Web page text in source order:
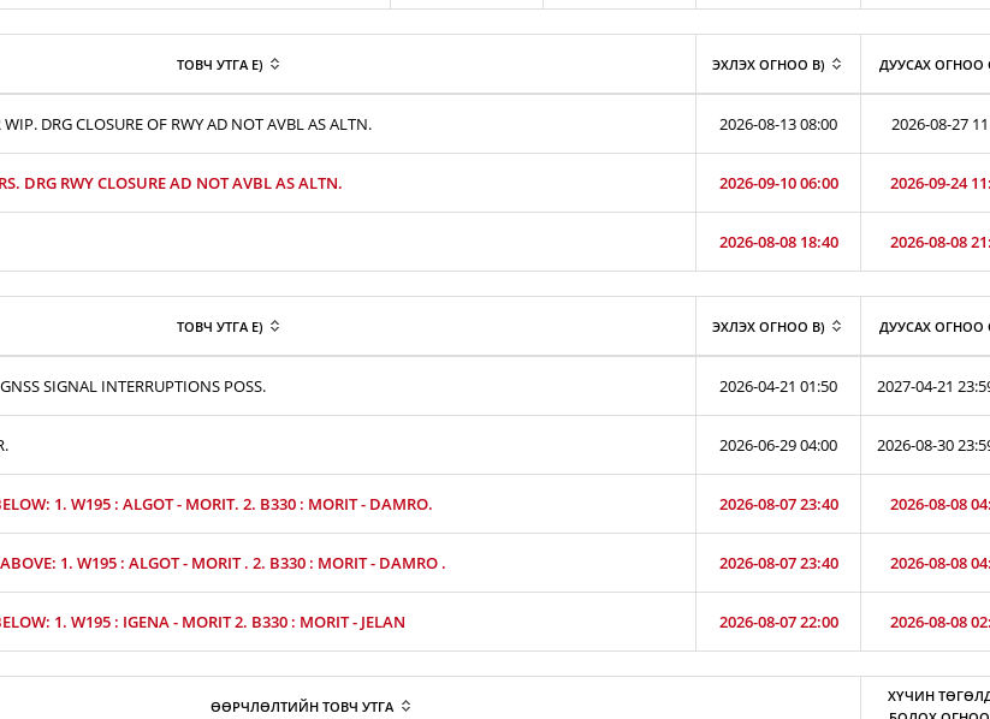
ТОВЧ УТГА E) ЭХЛЭХ ОГНОО B) ДУУСАХ ОГНОО
DRG CLOSURE OF RWY AD NOT AVBL AS ALTN. 2026-08-13 08:00 2026-08-27
DRG RWY CLOSURE AD NOT AVBL AS ALTN. 2026-09-10 06:00 2026-09-24
2026-08-08 18:40
2026-08-08
ТОВЧ УТГА E) ЭХЛЭХ ОГНОО B) ДУУСАХ ОГНОО
SIGNAL INTERRUPTIONS POSS. 2026-04-21 01:50 2027-04-21
2026-06-29 04:00 2026-08-30
1. W195 : ALGOT - MORIT. 2. B330 : MORIT - DAMRO. 2026-08-07 23:40 2026-08-08
1. W195 : ALGOT - MORIT . 2. B330 : MORIT - DAMRO . 2026-08-07 23:40 2026-08-08
1. W195 : IGENA - MORIT 2. B330 : MORIT - JELAN 2026-08-07 22:00
2026-08-08
ӨӨРЧЛӨЛТИЙН ТОВЧ УТГА
ХҮЧИН